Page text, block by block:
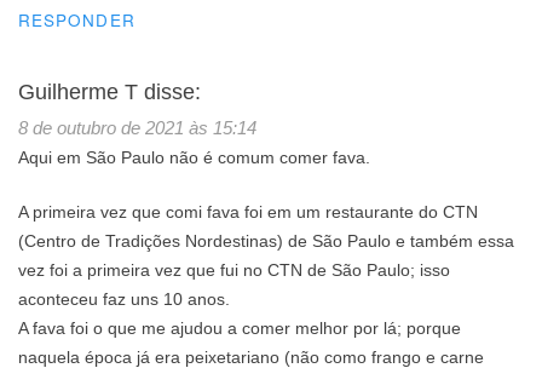
RESPONDER
Guilherme T disse:
8 de outubro de 2021 às 15:14
Aqui em São Paulo não é comum comer fava.
A primeira vez que comi fava foi em um restaurante do CTN
(Centro de Tradições Nordestinas) de São Paulo e também essa
vez foi a primeira vez que fui no CTN de São Paulo; isso
aconteceu faz uns 10 anos.
A fava foi o que me ajudou a comer melhor por lá; porque
naquela época já era peixetariano (não como frango e carne